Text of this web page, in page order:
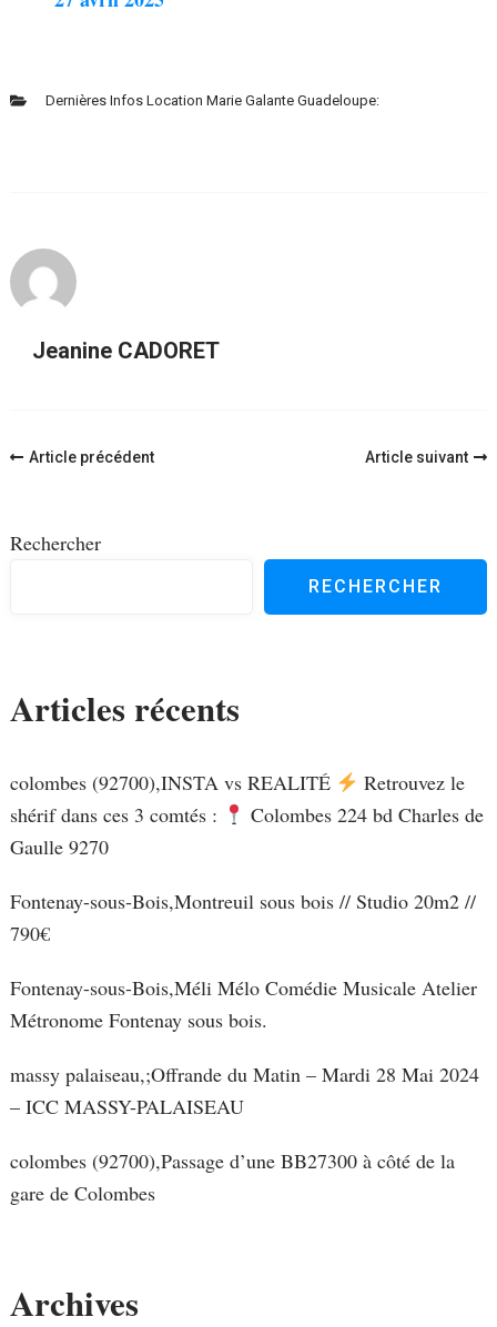
Dernières Infos Location Marie Galante Guadeloupe:
Jeanine CADORET
Navigation
Article précédent Article suivant
Rechercher
RECHERCHER
Articles récents
colombes (92700),INSTA vs REALITÉ
Retrouvez le
shérif dans ces 3 comtés :
Colombes 224 bd Charles de
Gaulle 9270
Fontenay-sous-Bois,Montreuil sous bois // Studio 20m2 //
790€
Fontenay-sous-Bois,Méli Mélo Comédie Musicale Atelier
Métronome Fontenay sous bois.
massy palaiseau,;Offrande du Matin – Mardi 28 Mai 2024
– ICC MASSY-PALAISEAU
colombes (92700),Passage d’une BB27300 à côté de la
gare de Colombes
Archives